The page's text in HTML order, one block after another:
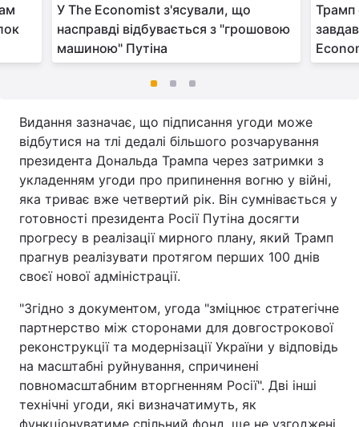
У The Economist з'ясували, що
насправді відбувається з "грошовою
машиною" Путіна
Трамп
Видання зазначає, що підписання угоди може
відбутися на тлі дедалі більшого розчарування
президента Дональда Трампа через затримки з
укладенням угоди про припинення вогню у війні,
яка триває вже четвертий рік. Він сумнівається у
готовності президента Росії Путіна досягти
прогресу в реалізації мирного плану, який Трамп
прагнув реалізувати протягом перших 100 днів
своєї нової адміністрації.
"Згідно з документом, угода "зміцнює стратегічне
партнерство між сторонами для довгострокової
реконструкції та модернізації України у відповідь
на масштабні руйнування, спричинені
повномасштабним вторгненням Росії". Дві інші
технічні угоди, які визначатимуть, як
функціонуватиме спільний фонд, ще не узгоджені